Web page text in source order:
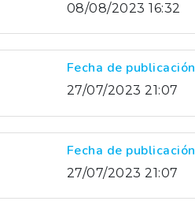
08/08/2023 16:32
Fecha de publicación
27/07/2023 21:07
Fecha de publicación
27/07/2023 21:07